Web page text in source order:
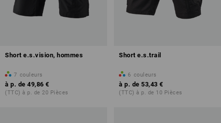
Short e.s.vision, hommes
7 couleurs
à p. de 49,86 €
(TTC) à p. de 20 Pièces
Short e.s.trail
6 couleurs
à p. de 53,43 €
(TTC) à p. de 10 Pièces